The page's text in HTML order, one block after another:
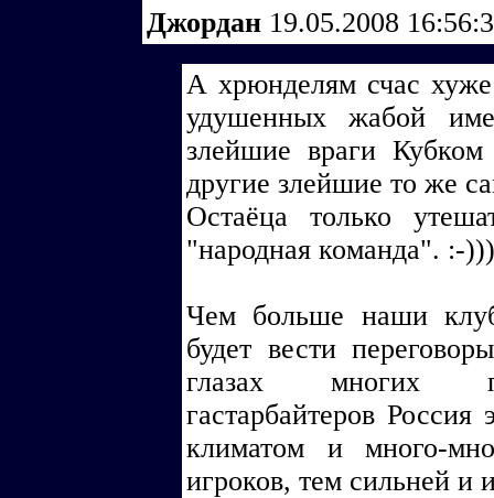
Джордан 19.05.2008
А хрюнделям счас
удушенных жабой
злейшие враги
другие злейшие то же
Остаёца только
"народная команда". :-)))
Чем больше наши
будет вести
глазах многих
гастарбайтеров
климатом и много-
игроков, тем сильней и